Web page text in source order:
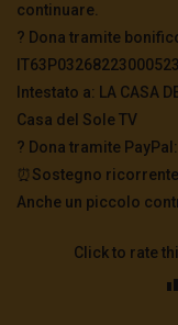
continuare.
? Dona tramite
Intestato a: LA CASA
Casa del Sole TV
?️ Dona tramite
⏰Sostegno
Anche un piccolo
Click to rate